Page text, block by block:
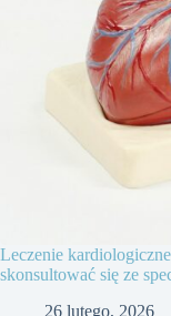
Leczenie
skonsultować się ze
26 lutego, 2026